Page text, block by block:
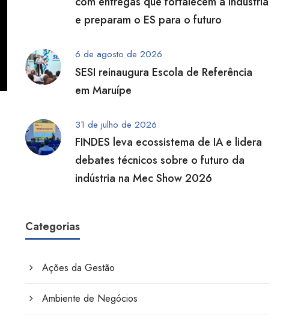
e preparam o ES para o futuro
6 de agosto de 2026
SESI reinaugura Escola de Referência
em Maruípe
31 de julho de 2026
FINDES leva ecossistema de IA e lidera
debates técnicos sobre o futuro da
indústria na Mec Show 2026
Categorias
Ações da Gestão
Ambiente de Negócios